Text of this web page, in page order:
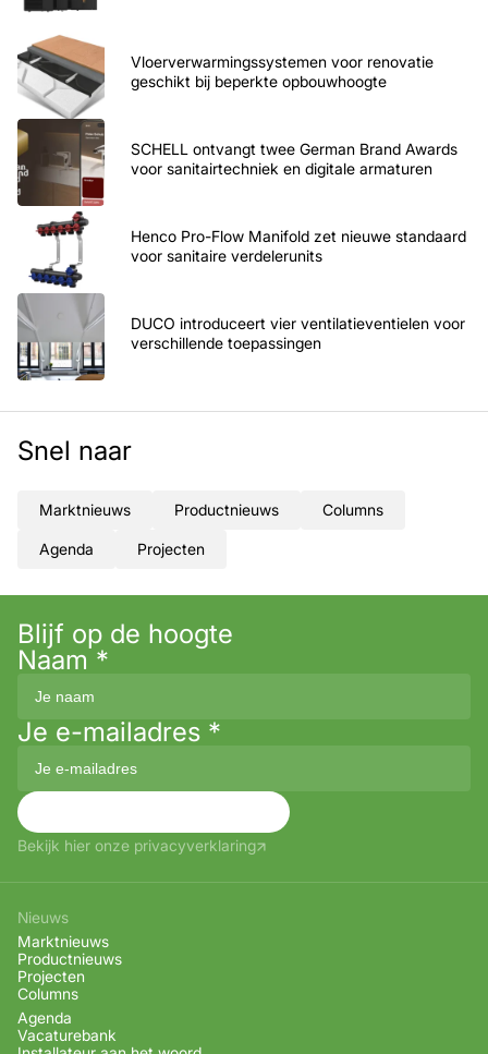
Vloerverwarmingssystemen voor renovatie
geschikt bij beperkte opbouwhoogte
SCHELL ontvangt twee German Brand Awards
voor sanitairtechniek en digitale armaturen
Henco Pro-Flow Manifold zet nieuwe standaard
voor sanitaire verdelerunits
DUCO introduceert vier ventilatieventielen voor
verschillende toepassingen
Snel naar
Marktnieuws Productnieuws Columns
Agenda Projecten
Blijf op de hoogte
Naam *
Je e-mailadres *
Bekijk hier onze privacyverklaring
Nieuws
Marktnieuws
Productnieuws
Projecten
Columns
Agenda
Vacaturebank